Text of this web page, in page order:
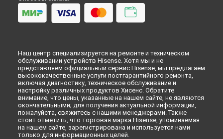
Наш центр специализируется на ремонте и техническом
обслуживании устройств Hisense. Хотя мы и не
представляем официальный сервис Hisense, мы предлагаем
высококачественные услуги постгарантийного ремонта,
включая диагностику, техническое обслуживание и
настройку различных продуктов Хисенс. Обратите
внимание, что цены, указанные на нашем сайте, не являются
окончательными; для получения актуальной информации,
пожалуйста, свяжитесь с нашими менеджерами. Также
стоит отметить, что торговая марка Hisense, упоминаемая
на нашем сайте, зарегистрирована и используется нами
только для информационных целей.